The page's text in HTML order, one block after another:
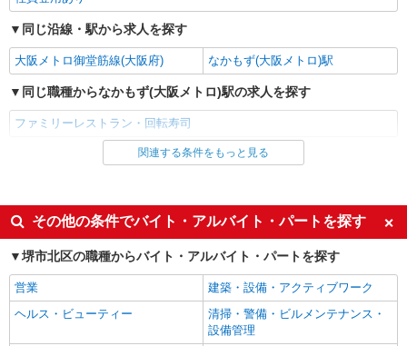
同じ沿線・駅から求人を探す
大阪メトロ御堂筋線(大阪府) なかもず(大阪メトロ)駅
同じ職種からなかもず(大阪メトロ)駅の求人を探す
ファミリーレストラン・回転寿司
同じ雇用形態からなかもず(大阪メトロ)駅の求人を探す
同じ特徴からなかもず(大阪メトロ)駅の求人を探す
未経験歓迎
高校生OK
フリーター歓迎
週2～3日勤務OK
短時間勤務（1日4h以内）OK
深夜
バイク通勤OK
関連する条件をもっと見る
その他の条件でバイト・アルバイト・パートを探す
堺市北区の職種からバイト・アルバイト・パートを探す
営業
建築・設備・アクティブワーク
ヘルス・ビューティー
清掃・警備・ビルメンテナンス・
設備管理